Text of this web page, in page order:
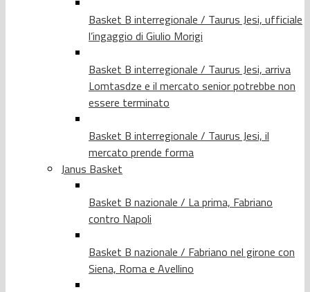
Basket B interregionale / Taurus Jesi, ufficiale
l’ingaggio di Giulio Morigi
Basket B interregionale / Taurus Jesi, arriva
Lomtasdze e il mercato senior potrebbe non
essere terminato
Basket B interregionale / Taurus Jesi, il
mercato prende forma
Janus Basket
Basket B nazionale / La prima, Fabriano
contro Napoli
Basket B nazionale / Fabriano nel girone con
Siena, Roma e Avellino